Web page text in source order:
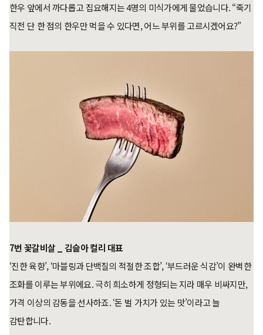
한우 앞에서 까다롭고 집요해지는 4명의 미식가에게 물었습니다. “죽기
직전 단 한 점의 한우만 먹을 수 있다면, 어느 부위를 고르시겠어요?”
7번 꽃갈비살 _ 김슬아 컬리 대표
‘진한 육향’, ‘마블링과 단백질의 적절한 조합’, ‘부드러운 식감’이 완벽한
조화를 이루는 부위에요. 극히 희소하게 정형되는 지라 매우 비싸지만,
가격 이상의 감동을 선사하죠. ‘돈 벌 가치가 있는 맛’이라고 늘
감탄합니다.